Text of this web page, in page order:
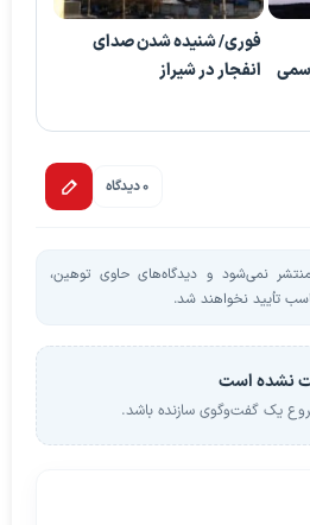
فوری/ شنیده شدن صدای
انفجار در شیراز
0 دیدگاه
نمی‌شود و دیدگاه‌های حاوی توهین،
تأیید نخواهند شد.
نشده است
یک گفت‌وگوی سازنده باشد.